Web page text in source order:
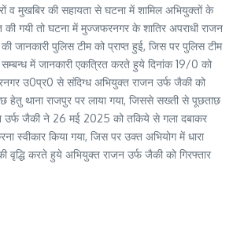
व मुखबिर की सहायता से घटना में शामिल अभियुक्तों के
की गयी तो घटना में मुज्जफरनगर के शातिर अपराधी राजन
जानकारी पुलिस टीम को प्राप्त हुई, जिस पर पुलिस टीम
सम्बन्ध में जानकारी एकत्रित करते हुये दिनांक 19/0 को
उ0प्र0 से संदिग्ध अभियुक्त राजन उर्फ जैकी को
हेतु थाना राजपुर पर लाया गया, जिससे सख्ती से पूछताछ
उर्फ जैकी ने 26 मई 2025 को तकिये से गला दबाकर
स्वीकार किया गया, जिस पर उक्त अभियोग में धारा
वृद्धि करते हुये अभियुक्त राजन उर्फ जैकी को गिरफ्तार